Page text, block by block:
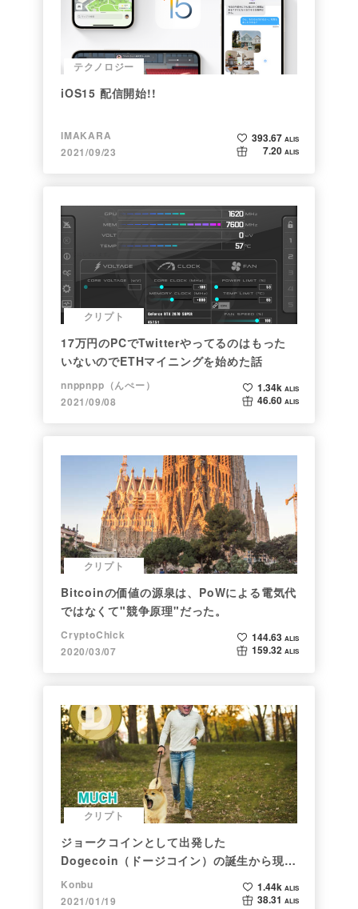
テクノロジー
iOS15 配信開始!!
IMAKARA
2021/09/23
393.67 ALIS
7.20 ALIS
クリプト
17万円のPCでTwitterやってるのはもった
いないのでETHマイニングを始めた話
nnppnpp（んぺー）
2021/09/08
1.34k ALIS
46.60 ALIS
クリプト
Bitcoinの価値の源泉は、PoWによる電気代
ではなくて"競争原理"だった。
CryptoChick
2020/03/07
144.63 ALIS
159.32 ALIS
クリプト
ジョークコインとして出発した
Dogecoin（ドージコイン）の誕生から現在
まで。注目される非証券性🐶
Konbu
2021/01/19
1.44k ALIS
38.31 ALIS